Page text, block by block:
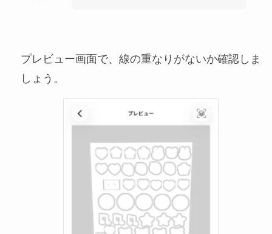
プレビュー画面で、線の重なりがないか確認しま
しょう。